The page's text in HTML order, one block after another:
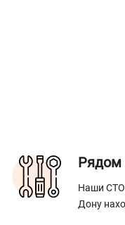
Рядом
Наши СТО
Дону